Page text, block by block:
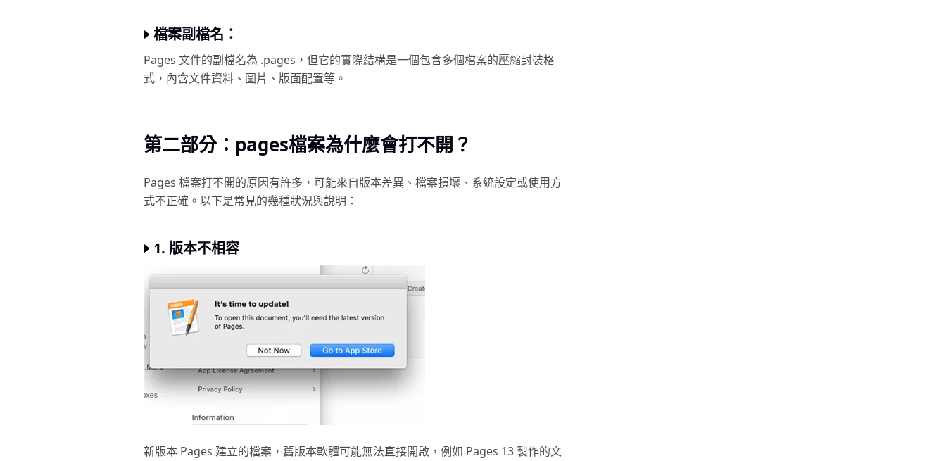
檔案副檔名：
Pages 文件的副檔名為 .pages，但它的實際結構是一個包含多個檔案的壓縮封裝格
式，內含文件資料、圖片、版面配置等。
第二部分：pages檔案為什麼會打不開？
Pages 檔案打不開的原因有許多，可能來自版本差異、檔案損壞、系統設定或使用方
式不正確。以下是常見的幾種狀況與說明：
1. 版本不相容
新版本 Pages 建立的檔案，舊版本軟體可能無法直接開啟，例如 Pages 13 製作的文